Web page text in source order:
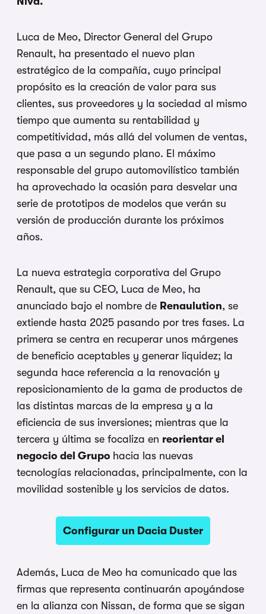
Luca de Meo, Director General del Grupo
Renault, ha presentado el nuevo plan
estratégico de la compañía, cuyo principal
propósito es la creación de valor para sus
clientes, sus proveedores y la sociedad al mismo
tiempo que aumenta su rentabilidad y
competitividad, más allá del volumen de ventas,
que pasa a un segundo plano. El máximo
responsable del grupo automovilístico también
ha aprovechado la ocasión para desvelar una
serie de prototipos de modelos que verán su
versión de producción durante los próximos
años.
La nueva estrategia corporativa del Grupo
Renault, que su CEO, Luca de Meo, ha
anunciado bajo el nombre de Renaulution, se
extiende hasta 2025 pasando por tres fases. La
primera se centra en recuperar unos márgenes
de beneficio aceptables y generar liquidez; la
segunda hace referencia a la renovación y
reposicionamiento de la gama de productos de
las distintas marcas de la empresa y a la
eficiencia de sus inversiones; mientras que la
tercera y última se focaliza en reorientar el
negocio del Grupo hacia las nuevas
tecnologías relacionadas, principalmente, con la
movilidad sostenible y los servicios de datos.
Configurar un Dacia Duster
Además, Luca de Meo ha comunicado que las
firmas que representa continuarán apoyándose
en la alianza con Nissan, de forma que se sigan